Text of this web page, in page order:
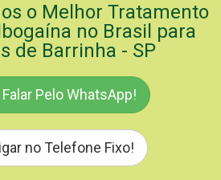
o Melhor Tratamento
no Brasil para
de Barrinha - SP
Pelo WhatsApp!
no Telefone Fixo!